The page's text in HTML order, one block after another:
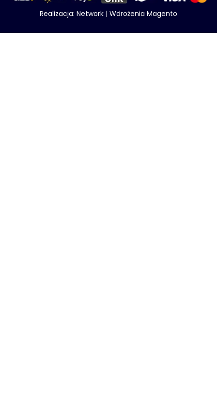
Realizacja: Network | Wdrożenia Magento